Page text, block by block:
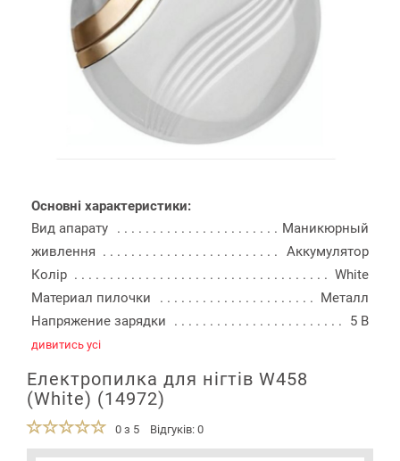
Основні характеристики:
Вид апарату
Маникюрный
живлення
Аккумулятор
Колір
White
Материал пилочки
Металл
Напряжение зарядки
5 В
дивитись усі
Електропилка для нігтів W458
(White) (14972)
0 з 5 Відгуків: 0